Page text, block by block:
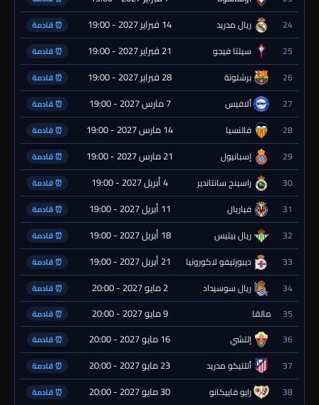
24 ريال مدريد 14 فبراير 2027 - 19:00 ⏰ قادمة
25 سيلتا فيجو 21 فبراير 2027 - 19:00 ⏰ قادمة
26 برشلونة 28 فبراير 2027 - 19:00 ⏰ قادمة
27 ألافيس 7 مارس 2027 - 19:00 ⏰ قادمة
28 فالنسيا 14 مارس 2027 - 19:00 ⏰ قادمة
29 إسبانيول 21 مارس 2027 - 19:00 ⏰ قادمة
30 راسينج سانتاندير 4 أبريل 2027 - 19:00 ⏰ قادمة
31 فياريال 11 أبريل 2027 - 19:00 ⏰ قادمة
32 ريال بيتيس 18 أبريل 2027 - 19:00 ⏰ قادمة
33 ديبورتيفو لاكورونيا 21 أبريل 2027 - 19:00 ⏰ قادمة
34 ريال سوسيداد 2 مايو 2027 - 20:00 ⏰ قادمة
35 مالقا 9 مايو 2027 - 20:00 ⏰ قادمة
36 إلتشي 16 مايو 2027 - 20:00 ⏰ قادمة
37 أتلتيكو مدريد 23 مايو 2027 - 20:00 ⏰ قادمة
38 رايو فاييكانو 30 مايو 2027 - 20:00 ⏰ قادمة